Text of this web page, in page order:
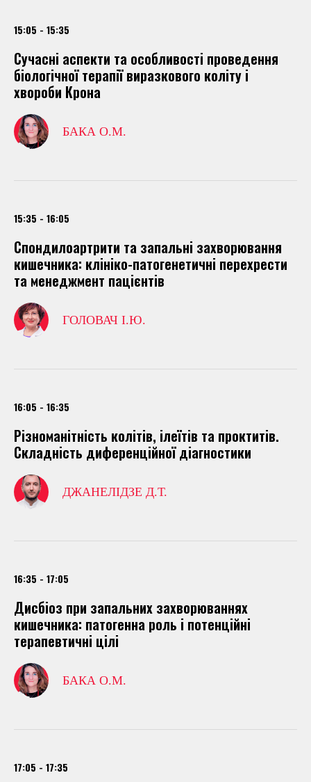
15:05 - 15:35
Сучасні аспекти та особливості проведення
біологічної терапії виразкового коліту і
хвороби Крона
БАКА О.М.
15:35 - 16:05
Спондилоартрити та запальні захворювання
кишечника: клініко-патогенетичні перехрести
та менеджмент пацієнтів
ГОЛОВАЧ І.Ю.
16:05 - 16:35
Різноманітність колітів, ілеїтів та проктитів.
Складність диференційної діагностики
ДЖАНЕЛІДЗЕ Д.Т.
16:35 - 17:05
Дисбіоз при запальних захворюваннях
кишечника: патогенна роль і потенційні
терапевтичні цілі
БАКА О.М.
17:05 - 17:35